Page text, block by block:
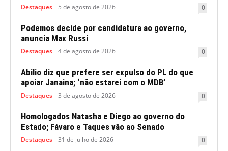
Destaques 5 de agosto de 2026 0
Podemos decide por candidatura ao governo,
anuncia Max Russi
Destaques 4 de agosto de 2026 0
Abilio diz que prefere ser expulso do PL do que
apoiar Janaina; ‘não estarei com o MDB’
Destaques 3 de agosto de 2026 0
Homologados Natasha e Diego ao governo do
Estado; Fávaro e Taques vão ao Senado
Destaques 31 de julho de 2026 0